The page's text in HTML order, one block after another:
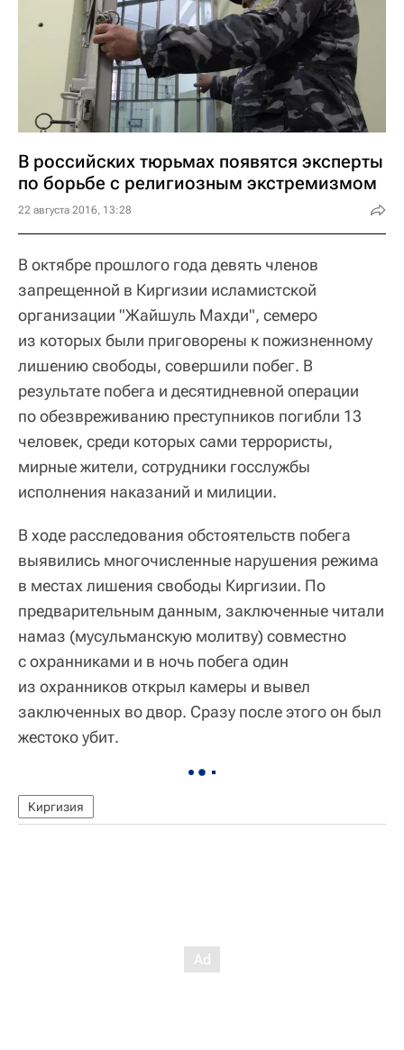
В российских тюрьмах появятся эксперты
по борьбе с религиозным экстремизмом
22 августа 2016, 13:28
В октябре прошлого года девять членов
запрещенной в Киргизии исламистской
организации "Жайшуль Махди", семеро
из которых были приговорены к пожизненному
лишению свободы, совершили побег. В
результате побега и десятидневной операции
по обезвреживанию преступников погибли 13
человек, среди которых сами террористы,
мирные жители, сотрудники госслужбы
исполнения наказаний и милиции.
В ходе расследования обстоятельств побега
выявились многочисленные нарушения режима
в местах лишения свободы Киргизии. По
предварительным данным, заключенные читали
намаз (мусульманскую молитву) совместно
с охранниками и в ночь побега один
из охранников открыл камеры и вывел
заключенных во двор. Сразу после этого он был
жестоко убит.
Киргизия